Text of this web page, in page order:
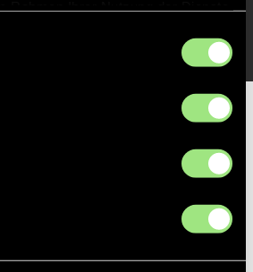
FELDTOR